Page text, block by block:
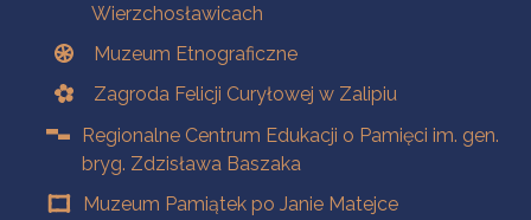
Wierzchosławicach
Muzeum Etnograficzne
Zagroda Felicji Curyłowej w Zalipiu
Regionalne Centrum Edukacji o Pamięci im. gen.
bryg. Zdzisława Baszaka
Muzeum Pamiątek po Janie Matejce